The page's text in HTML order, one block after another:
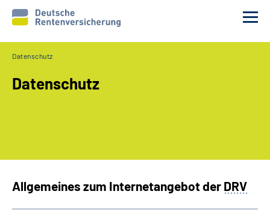
Datenschutz
Datenschutz
Allgemeines zum Internetangebot der DRV